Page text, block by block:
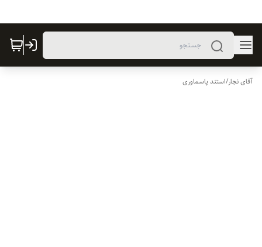
آقای نجار/استند پاسماوری